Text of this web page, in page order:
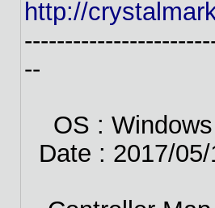
http://
--
OS : Windows
Date : 2017/